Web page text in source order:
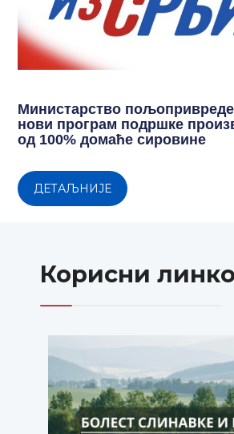
Министарство
нови програм подршке
од 100% домаће сировине
ДЕТАЉНИЈЕ
Корисни